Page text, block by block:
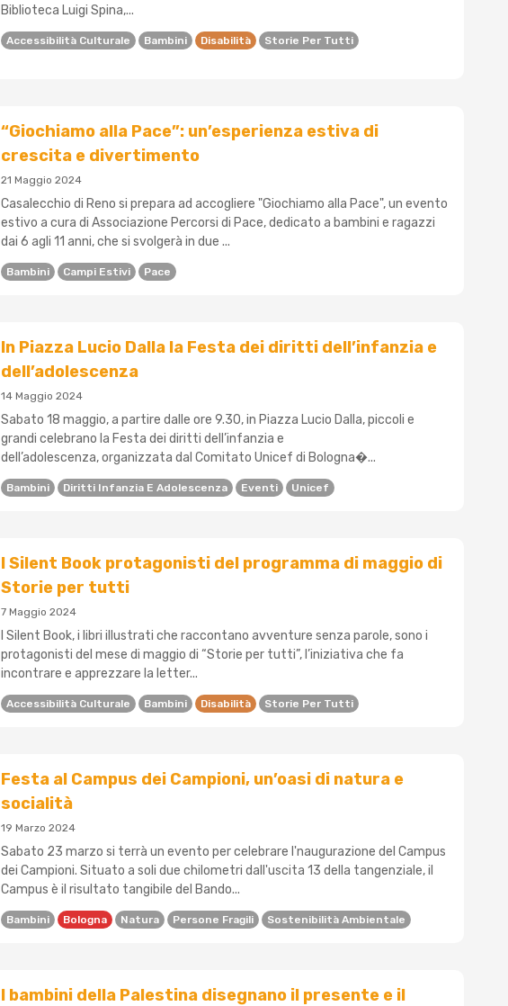
Biblioteca Luigi Spina,...
Accessibilità Culturale Bambini Disabilità Storie Per Tutti
“Giochiamo alla Pace”: un’esperienza estiva di
crescita e divertimento
21 Maggio 2024
Casalecchio di Reno si prepara ad accogliere "Giochiamo alla Pace", un evento
estivo a cura di Associazione Percorsi di Pace, dedicato a bambini e ragazzi
dai 6 agli 11 anni, che si svolgerà in due ...
Bambini Campi Estivi Pace
In Piazza Lucio Dalla la Festa dei diritti dell’infanzia e
dell’adolescenza
14 Maggio 2024
Sabato 18 maggio, a partire dalle ore 9.30, in Piazza Lucio Dalla, piccoli e
grandi celebrano la Festa dei diritti dell’infanzia e
dell’adolescenza, organizzata dal Comitato Unicef di Bologna�...
Bambini Diritti Infanzia E Adolescenza Eventi Unicef
I Silent Book protagonisti del programma di maggio di
Storie per tutti
7 Maggio 2024
I Silent Book, i libri illustrati che raccontano avventure senza parole, sono i
protagonisti del mese di maggio di “Storie per tutti”, l’iniziativa che fa
incontrare e apprezzare la letter...
Accessibilità Culturale Bambini Disabilità Storie Per Tutti
Festa al Campus dei Campioni, un’oasi di natura e
socialità
19 Marzo 2024
Sabato 23 marzo si terrà un evento per celebrare l'naugurazione del Campus
dei Campioni. Situato a soli due chilometri dall'uscita 13 della tangenziale, il
Campus è il risultato tangibile del Bando...
Bambini Bologna Natura Persone Fragili Sostenibilità Ambientale
I bambini della Palestina disegnano il presente e il